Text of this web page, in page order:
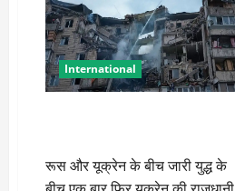
भूकंप
से
कांपा
ये
देश,
सुनामी
अलर्ट
International
रूस और यूक्रेन के बीच जारी युद्ध के